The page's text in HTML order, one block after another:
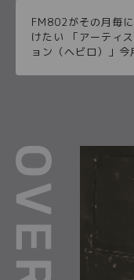
EVENT
HEAVY
DJ
FAQ
FM802がその月毎
けたい 「アーティ
ョン（ヘビロ）」今